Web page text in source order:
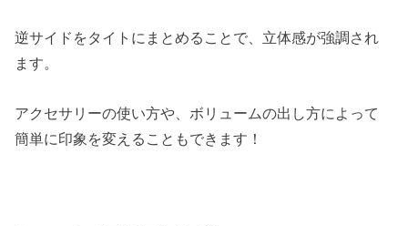
逆サイドをタイトにまとめることで、立体感が強調され
ます。
アクセサリーの使い方や、ボリュームの出し方によって
簡単に印象を変えることもできます！